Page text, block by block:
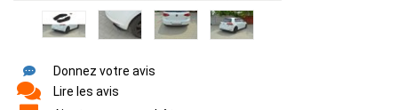
Donnez votre avis
Lire les avis